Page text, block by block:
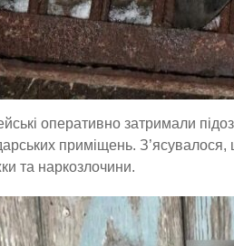
оперативно затримали
приміщень. З’ясувалося,
та наркозлочини.